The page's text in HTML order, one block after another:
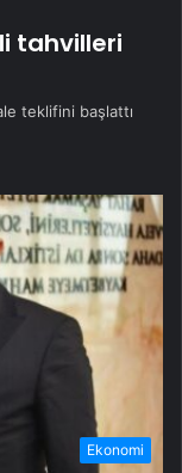
tahvilleri
teklifini başlattı
Ekonomi